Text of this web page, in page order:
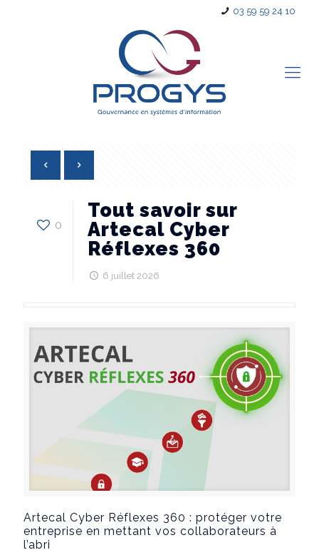
03 59 59 24 10
0
Tout savoir sur
Artecal Cyber
Réflexes 360
6 juillet 2026
Artecal Cyber Réflexes 360 : protéger votre
entreprise en mettant vos collaborateurs à
l’abri